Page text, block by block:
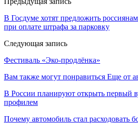
В Госдуме хотят предложить
при оплате штрафа за парковку
Следующая запись
Фестиваль «Эко-продлёнка»
Вам также могут понравиться Еще от
В России планируют открыть первый
профилем
Почему автомобиль стал расходовать